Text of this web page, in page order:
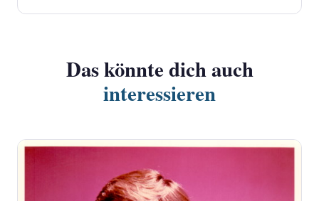
Das könnte dich auch
interessieren